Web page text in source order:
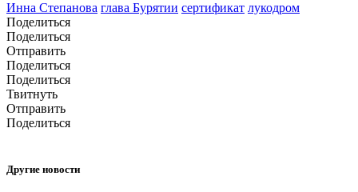
Инна Степанова глава Бурятии сертификат лукодром
Поделиться
Поделиться
Отправить
Поделиться
Поделиться
Твитнуть
Отправить
Поделиться
Другие новости